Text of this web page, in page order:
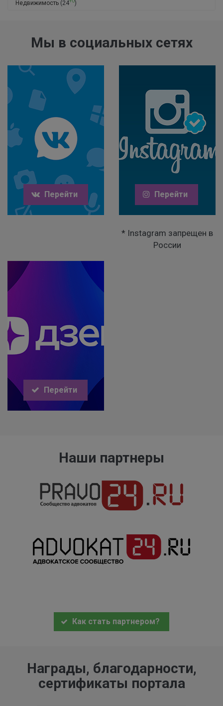
Недвижимость (24 )
Мы в социальных сетях
Перейти Перейти
* Instagram запрещен в
России
Перейти
Наши партнеры
Как стать партнером?
Награды, благодарности,
сертификаты портала